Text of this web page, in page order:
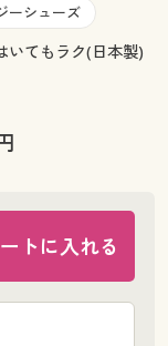
ーシューズ
いてもラク(日本製)
トに入れる